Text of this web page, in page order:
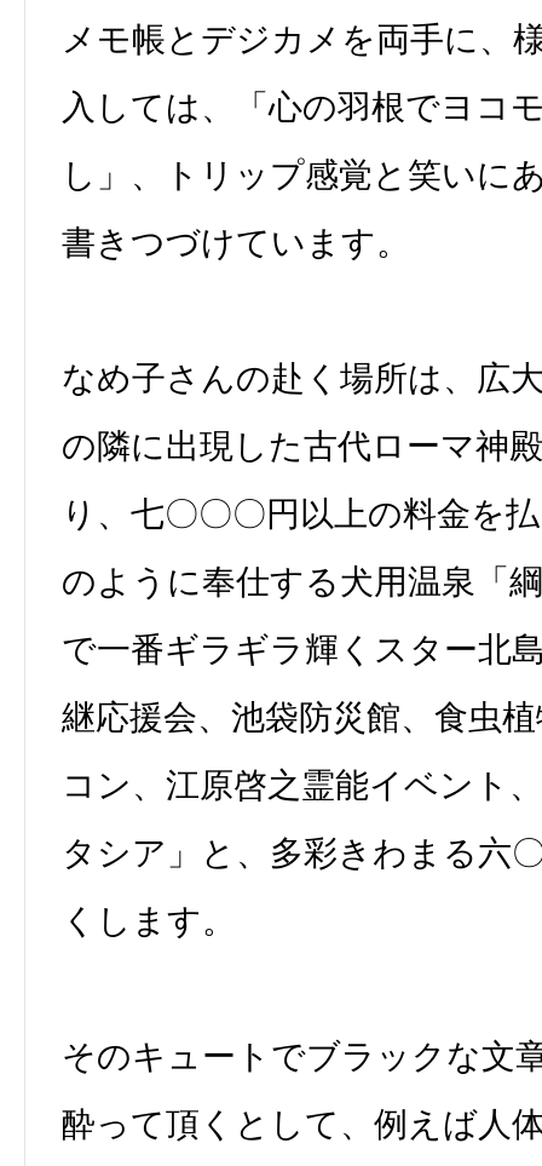
メモ帳とデジカメを両手に、
入しては、「心の羽根でヨコ
し」、トリップ感覚と笑いに
書きつづけています。
なめ子さんの赴く場所は、広
の隣に出現した古代ローマ神
り、七〇〇〇円以上の料金を
のように奉仕する犬用温泉「
で一番ギラギラ輝くスター北
継応援会、池袋防災館、食虫
コン、江原啓之霊能イベント
タシア」と、多彩きわまる六
くします。
そのキュートでブラックな文
酔って頂くとして、例えば人